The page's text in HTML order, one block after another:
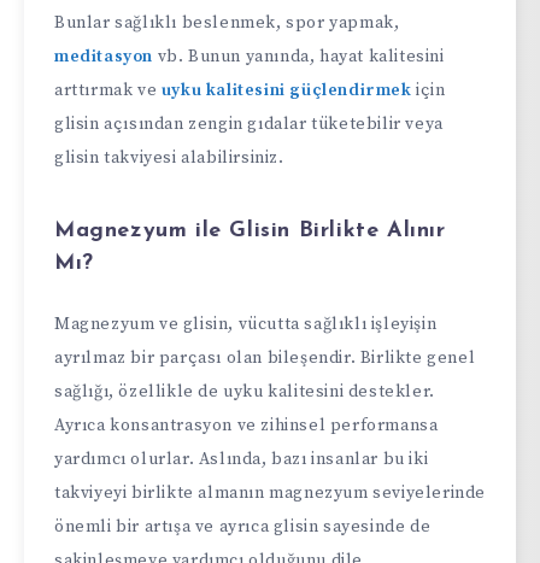
Bunlar sağlıklı beslenmek, spor yapmak,
meditasyon vb. Bunun yanında, hayat kalitesini
arttırmak ve uyku kalitesini güçlendirmek için
glisin açısından zengin gıdalar tüketebilir veya
glisin takviyesi alabilirsiniz.
Magnezyum ile Glisin Birlikte Alınır
Mı?
Magnezyum ve glisin, vücutta sağlıklı işleyişin
ayrılmaz bir parçası olan bileşendir. Birlikte genel
sağlığı, özellikle de uyku kalitesini destekler.
Ayrıca konsantrasyon ve zihinsel performansa
yardımcı olurlar. Aslında, bazı insanlar bu iki
takviyeyi birlikte almanın magnezyum seviyelerinde
önemli bir artışa ve ayrıca glisin sayesinde de